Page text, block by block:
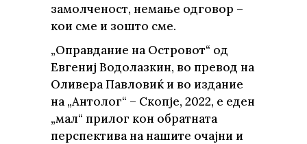
замолченост, немање одговор –
кои сме и зошто сме.
„Оправдание на Островот“ од
Евгениј Водолазкин, во превод на
Оливера Павловиќ и во издание
на „Антолог“ – Скопје, 2022, е еден
„мал“ прилог кон обратната
перспектива на нашите очајни и